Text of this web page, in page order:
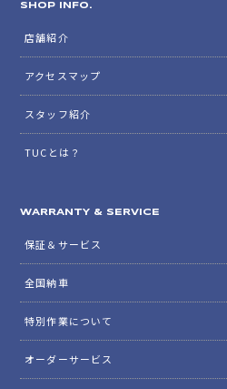
SHOP INFO.
店舗紹介
アクセスマップ
スタッフ紹介
TUCとは？
WARRANTY & SERVICE
保証＆サービス
全国納車
特別作業について
オーダーサービス